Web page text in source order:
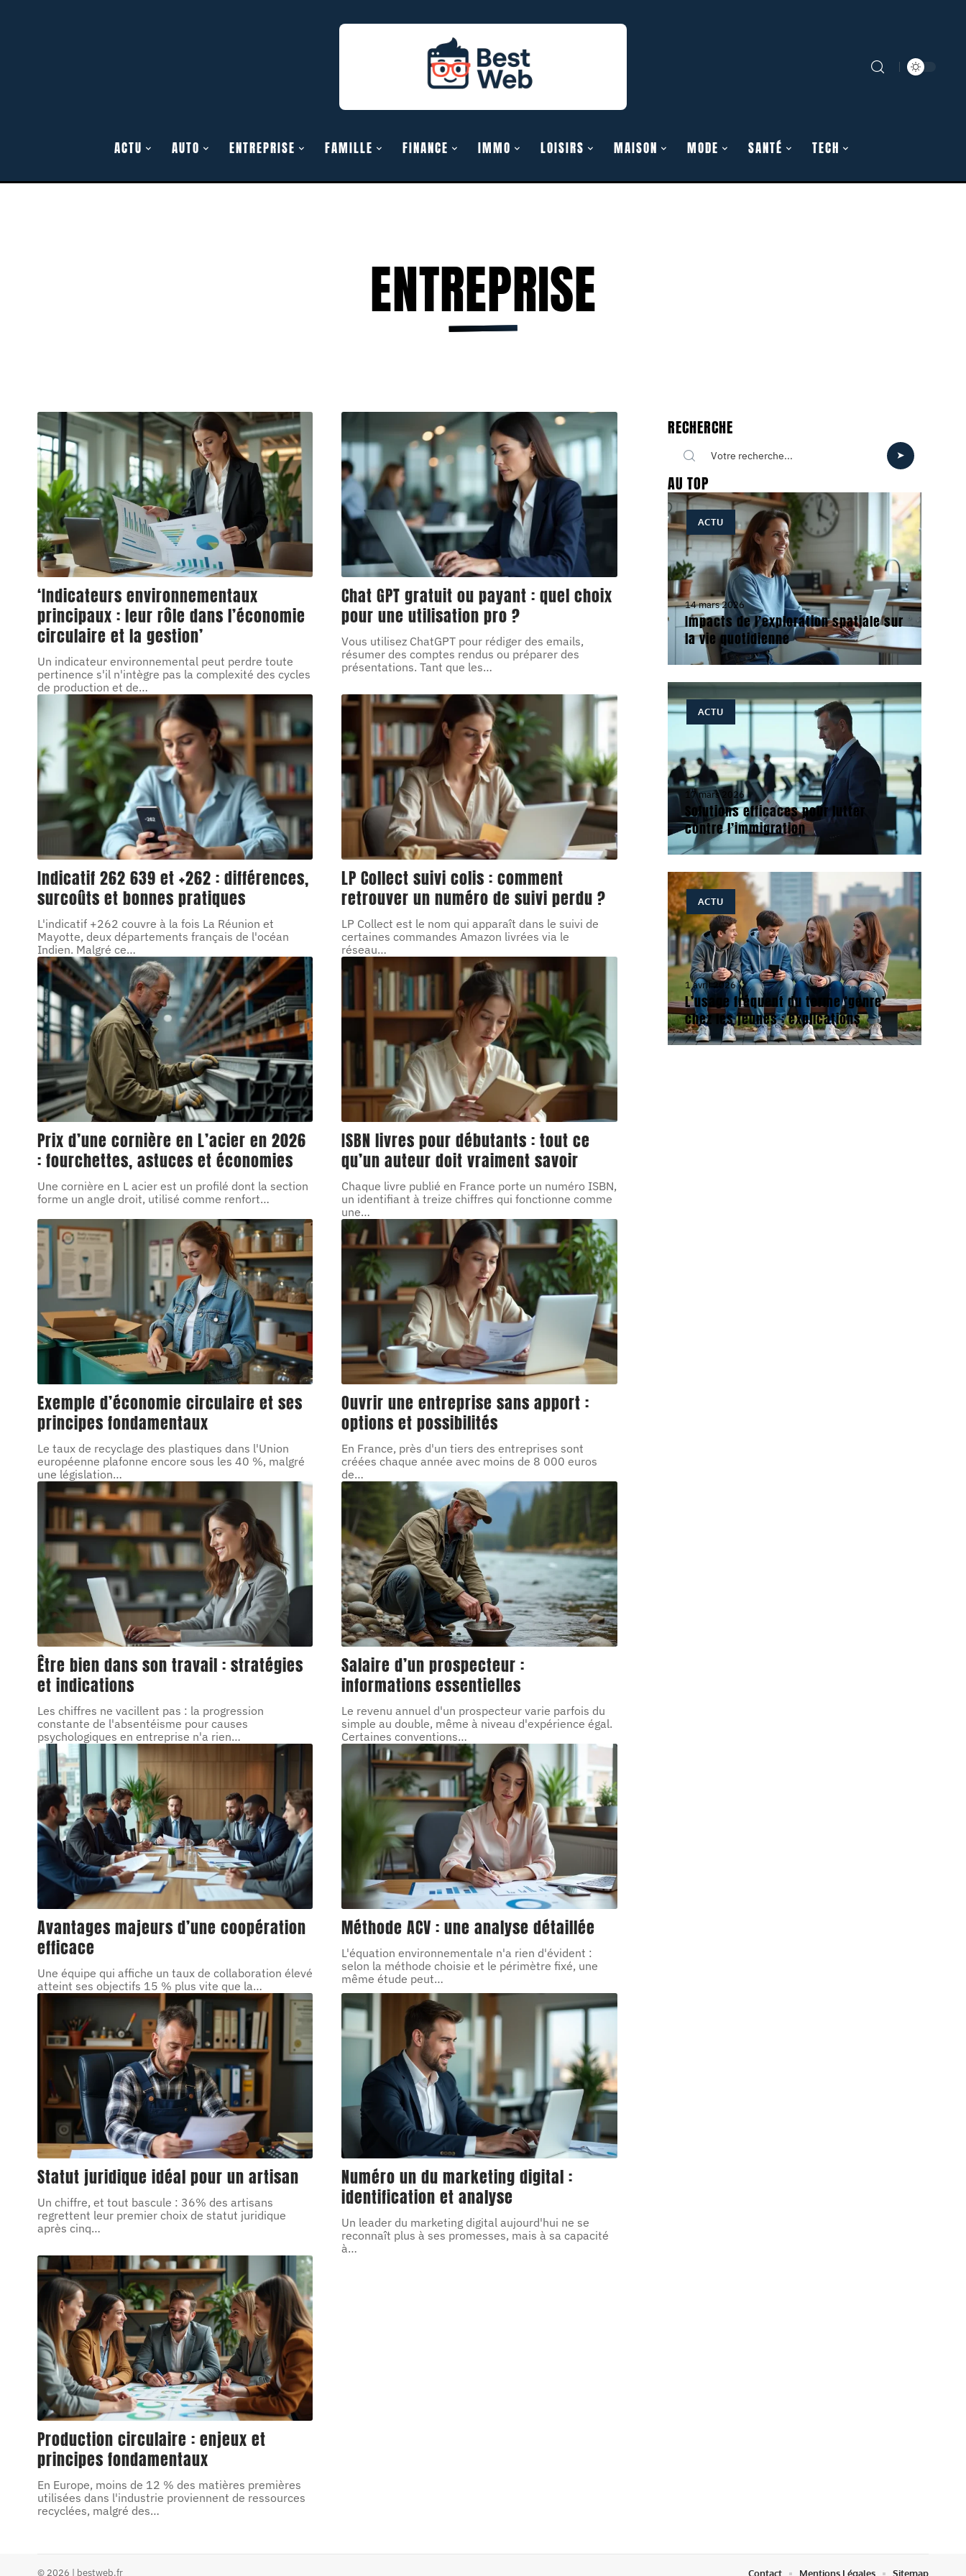
ACTU AUTO ENTREPRISE FAMILLE FINANCE IMMO LOISIRS MAISON MODE SANTÉ TECH
ENTREPRISE
‘Indicateurs environnementaux
principaux : leur rôle dans l’économie
circulaire et la gestion’
Un indicateur environnemental peut perdre toute
pertinence s'il n'intègre pas la complexité des cycles
de production et de…
Chat GPT gratuit ou payant : quel choix
pour une utilisation pro ?
Vous utilisez ChatGPT pour rédiger des emails,
résumer des comptes rendus ou préparer des
présentations. Tant que les…
Indicatif 262 639 et +262 : différences,
surcoûts et bonnes pratiques
L'indicatif +262 couvre à la fois La Réunion et
Mayotte, deux départements français de l'océan
Indien. Malgré ce…
LP Collect suivi colis : comment
retrouver un numéro de suivi perdu ?
LP Collect est le nom qui apparaît dans le suivi de
certaines commandes Amazon livrées via le
réseau…
Prix d’une cornière en L’acier en 2026
: fourchettes, astuces et économies
Une cornière en L acier est un profilé dont la section
forme un angle droit, utilisé comme renfort…
ISBN livres pour débutants : tout ce
qu’un auteur doit vraiment savoir
Chaque livre publié en France porte un numéro ISBN,
un identifiant à treize chiffres qui fonctionne comme
une…
Exemple d’économie circulaire et ses
principes fondamentaux
Le taux de recyclage des plastiques dans l'Union
européenne plafonne encore sous les 40 %, malgré
une législation…
Ouvrir une entreprise sans apport :
options et possibilités
En France, près d'un tiers des entreprises sont
créées chaque année avec moins de 8 000 euros
de…
Être bien dans son travail : stratégies
et indications
Les chiffres ne vacillent pas : la progression
constante de l'absentéisme pour causes
psychologiques en entreprise n'a rien…
Salaire d’un prospecteur :
informations essentielles
Le revenu annuel d'un prospecteur varie parfois du
simple au double, même à niveau d'expérience égal.
Certaines conventions…
Avantages majeurs d’une coopération
efficace
Une équipe qui affiche un taux de collaboration élevé
atteint ses objectifs 15 % plus vite que la…
Méthode ACV : une analyse détaillée
L'équation environnementale n'a rien d'évident :
selon la méthode choisie et le périmètre fixé, une
même étude peut…
Statut juridique idéal pour un artisan
Un chiffre, et tout bascule : 36% des artisans
regrettent leur premier choix de statut juridique
après cinq…
Numéro un du marketing digital :
identification et analyse
Un leader du marketing digital aujourd'hui ne se
reconnaît plus à ses promesses, mais à sa capacité
à…
Production circulaire : enjeux et
principes fondamentaux
En Europe, moins de 12 % des matières premières
utilisées dans l'industrie proviennent de ressources
recyclées, malgré des…
RECHERCHE
AU TOP
ACTU
14 mars 2026
Impacts de l’exploration spatiale sur
la vie quotidienne
ACTU
17 mars 2026
Solutions efficaces pour lutter
contre l’immigration
ACTU
1 avril 2026
L’usage fréquent du terme ‘genre’
chez les jeunes : explications
© 2026 | bestweb.fr Contact Mentions Légales Sitemap